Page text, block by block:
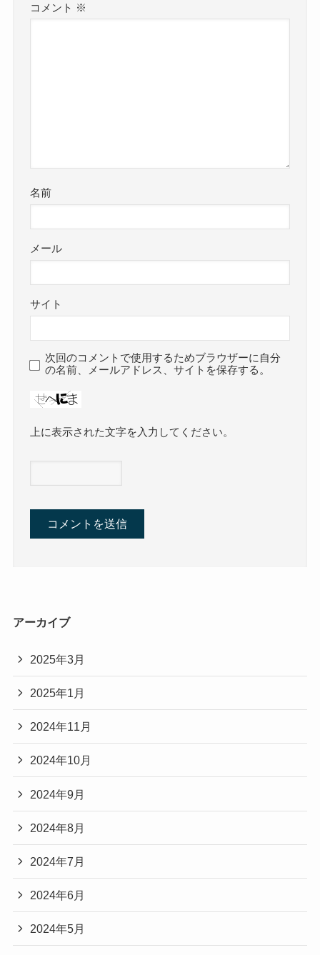
コメント ※
名前
メール
サイト
次回のコメントで使用するためブラウザーに自分
の名前、メールアドレス、サイトを保存する。
上に表示された文字を入力してください。
アーカイブ
2025年3月
2025年1月
2024年11月
2024年10月
2024年9月
2024年8月
2024年7月
2024年6月
2024年5月